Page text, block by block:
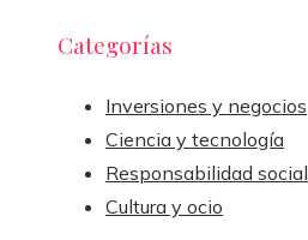
Categorías
Inversiones y negocios
Ciencia y tecnología
Responsabilidad social
Cultura y ocio